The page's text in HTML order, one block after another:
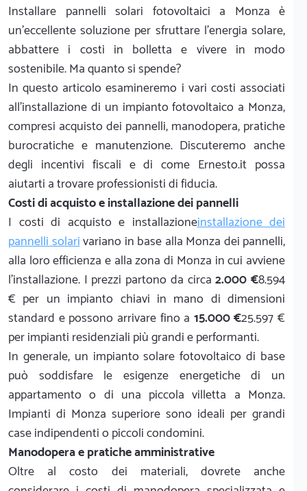
Installare pannelli solari fotovoltaici a Monza è
un'eccellente soluzione per sfruttare l'energia solare,
abbattere i costi in bolletta e vivere in modo
sostenibile. Ma quanto si spende?
In questo articolo esamineremo i vari costi associati
all'installazione di un impianto fotovoltaico a Monza,
compresi acquisto dei pannelli, manodopera, pratiche
burocratiche e manutenzione. Discuteremo anche
degli incentivi fiscali e di come Ernesto.it possa
aiutarti a trovare professionisti di fiducia.
Costi di acquisto e installazione dei pannelli
I costi di acquisto e installazioneinstallazione dei
pannelli solarivariano in base alla Monza dei pannelli,
alla loro efficienza e alla zona di Monza in cui avviene
l'installazione. I prezzi partono da circa2.000 €8.594
€ per un impianto chiavi in mano di dimensioni
standard e possono arrivare fino a 15.000 €25.597 €
per impianti residenziali più grandi e performanti.
In generale, un impianto solare fotovoltaico di base
può soddisfare le esigenze energetiche di un
appartamento o di una piccola villetta a Monza.
Impianti di Monza superiore sono ideali per grandi
case indipendenti o piccoli condomini.
Manodopera e pratiche amministrative
Oltre al costo dei materiali, dovrete anche